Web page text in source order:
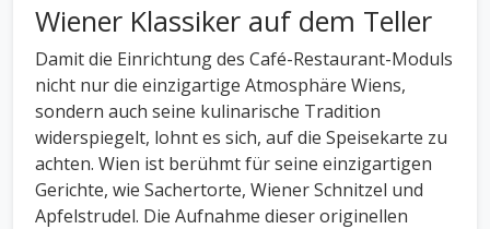
Wiener Klassiker auf dem Teller
Damit die Einrichtung des Café-Restaurant-Moduls
nicht nur die einzigartige Atmosphäre Wiens,
sondern auch seine kulinarische Tradition
widerspiegelt, lohnt es sich, auf die Speisekarte zu
achten. Wien ist berühmt für seine einzigartigen
Gerichte, wie Sachertorte, Wiener Schnitzel und
Apfelstrudel. Die Aufnahme dieser originellen